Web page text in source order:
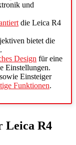
und
die Leica R4
bietet die
Design für eine
Einstellungen.
Einsteiger
Funktionen.
Leica R4